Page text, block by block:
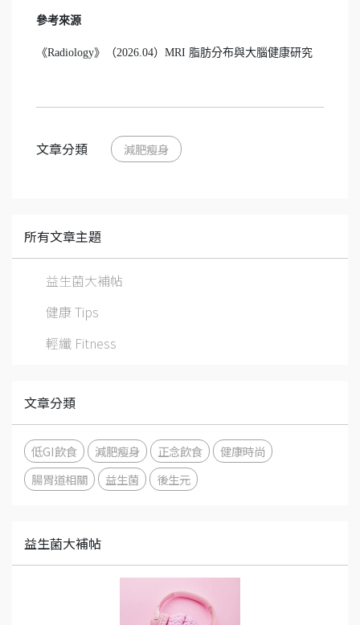
參考來源
《Radiology》（2026.04）MRI 脂肪分布與大腦健康研究
文章分類 減肥瘦身
所有文章主題
益生菌大補帖
健康 Tips
輕纖 Fitness
文章分類
低GI飲食 減肥瘦身 正念飲食
健康時尚
腸胃道相關
益生菌 後生元
益生菌大補帖